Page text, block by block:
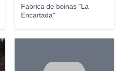
Fabrica de boinas "La
Encartada"